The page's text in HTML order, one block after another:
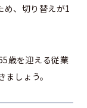
め、切り替えが1
歳を迎える従業
しょう。